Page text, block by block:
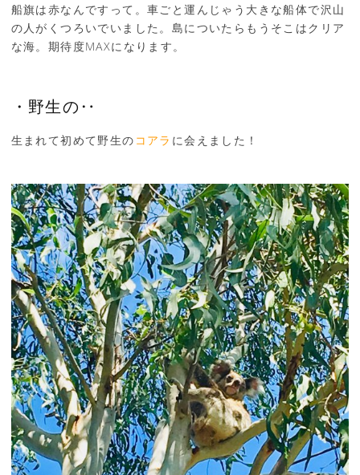
船旗は赤なんですって。車ごと運んじゃう大きな船体で沢山
の人がくつろいでいました。島についたらもうそこはクリア
な海。期待度MAXになります。
・野生の‥
生まれて初めて野生の コアラ に会えました！